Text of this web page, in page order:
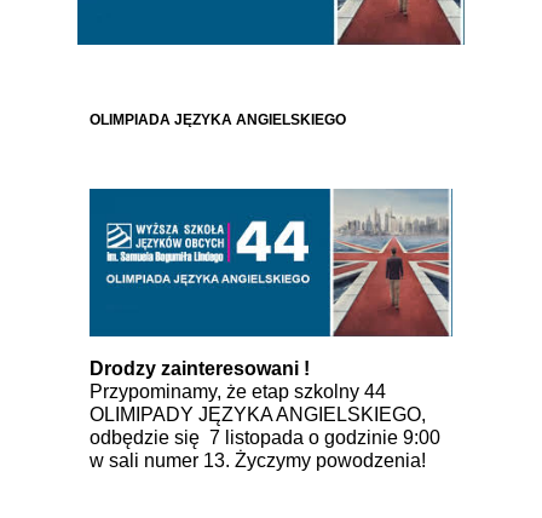
OLIMPIADA JĘZYKA ANGIELSKIEGO
Drodzy zainteresowani !
Przypominamy, że etap szkolny 44
OLIMIPADY JĘZYKA ANGIELSKIEGO,
odbędzie się 7 listopada o godzinie 9:00
w sali numer 13. Życzymy powodzenia!